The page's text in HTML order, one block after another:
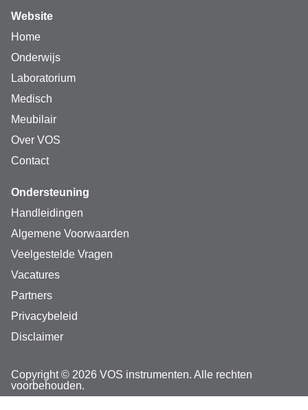
Website
Home
Onderwijs
Laboratorium
Medisch
Meubilair
Over VOS
Contact
Ondersteuning
Handleidingen
Algemene Voorwaarden
Veelgestelde Vragen
Vacatures
Partners
Privacybeleid
Disclaimer
Copyright © 2026 VOS instrumenten. Alle rechten
voorbehouden.